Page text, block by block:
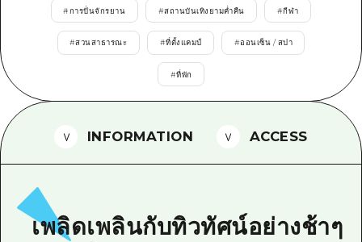
ไกด์อาสาสมัครไ
วิดีโอฮิโรชิม่า
คำถามที่พบบ่อย
#การปั่นจักรยาน #สถานบันเทิงยามค่ำคืน #กีฬา
#สวนสาธารณะ #ที่ตั้งแคมป์ #ออนเซ็น / สปา
#ที่พัก
INFORMATION ACCESS
เพลิดเพลินกับทิวทัศน์อย่างช้าๆ